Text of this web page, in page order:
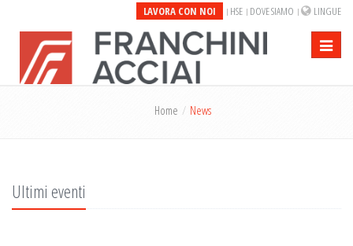
LAVORA CON NOI HSE DOVE SIAMO LINGUE
Toggle
Home News
Ultimi eventi